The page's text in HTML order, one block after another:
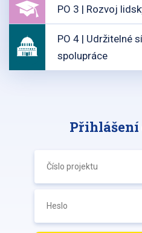
PO 3 | Rozvoj
PO 4 | Udržitelné
spolupráce
Přihlášení